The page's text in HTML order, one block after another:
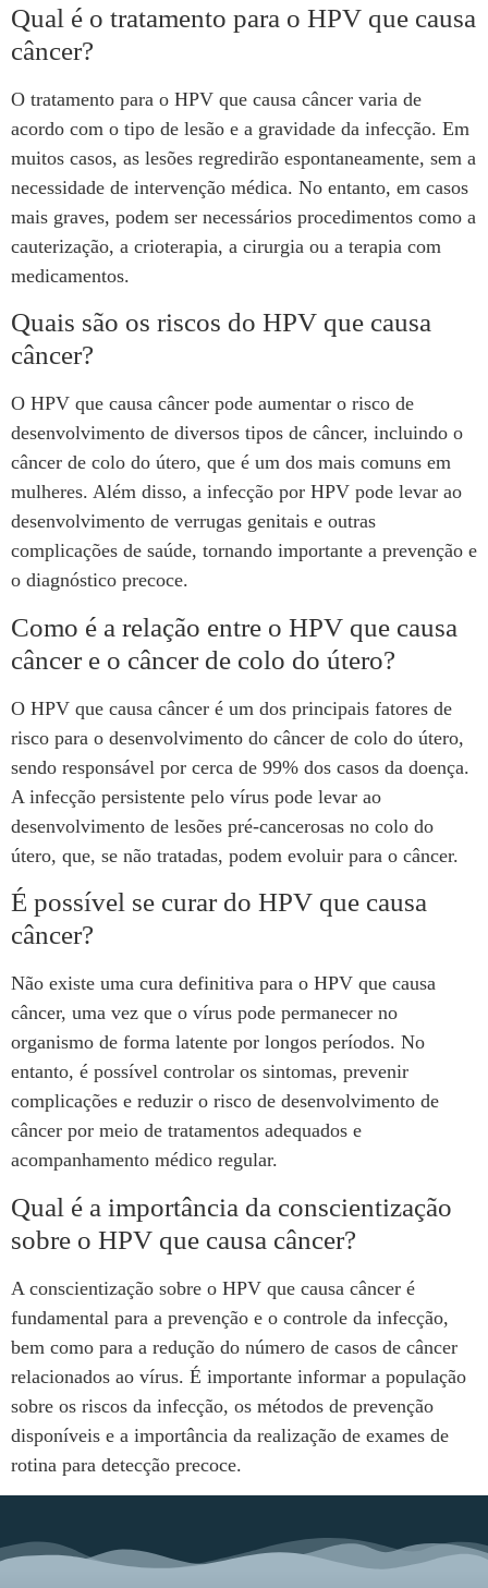
Qual é o tratamento para o HPV que causa
câncer?
O tratamento para o HPV que causa câncer varia de
acordo com o tipo de lesão e a gravidade da infecção. Em
muitos casos, as lesões regredirão espontaneamente, sem a
necessidade de intervenção médica. No entanto, em casos
mais graves, podem ser necessários procedimentos como a
cauterização, a crioterapia, a cirurgia ou a terapia com
medicamentos.
Quais são os riscos do HPV que causa
câncer?
O HPV que causa câncer pode aumentar o risco de
desenvolvimento de diversos tipos de câncer, incluindo o
câncer de colo do útero, que é um dos mais comuns em
mulheres. Além disso, a infecção por HPV pode levar ao
desenvolvimento de verrugas genitais e outras
complicações de saúde, tornando importante a prevenção e
o diagnóstico precoce.
Como é a relação entre o HPV que causa
câncer e o câncer de colo do útero?
O HPV que causa câncer é um dos principais fatores de
risco para o desenvolvimento do câncer de colo do útero,
sendo responsável por cerca de 99% dos casos da doença.
A infecção persistente pelo vírus pode levar ao
desenvolvimento de lesões pré-cancerosas no colo do
útero, que, se não tratadas, podem evoluir para o câncer.
É possível se curar do HPV que causa
câncer?
Não existe uma cura definitiva para o HPV que causa
câncer, uma vez que o vírus pode permanecer no
organismo de forma latente por longos períodos. No
entanto, é possível controlar os sintomas, prevenir
complicações e reduzir o risco de desenvolvimento de
câncer por meio de tratamentos adequados e
acompanhamento médico regular.
Qual é a importância da conscientização
sobre o HPV que causa câncer?
A conscientização sobre o HPV que causa câncer é
fundamental para a prevenção e o controle da infecção,
bem como para a redução do número de casos de câncer
relacionados ao vírus. É importante informar a população
sobre os riscos da infecção, os métodos de prevenção
disponíveis e a importância da realização de exames de
rotina para detecção precoce.